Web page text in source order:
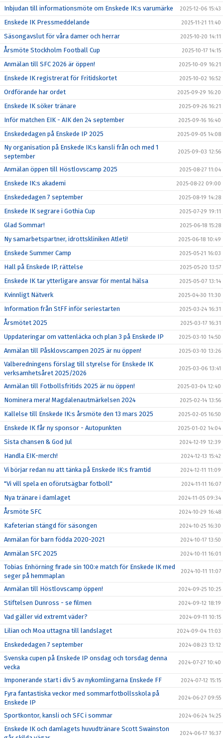
Inbjudan till informationsmöte om Enskede IK:s varumärke 2025-12-06 15:43
Enskede IK Pressmeddelande 2025-11-21 11:40
Säsongavslut för våra damer och herrar 2025-10-20 14:11
Årsmöte Stockholm Football Cup 2025-10-17 14:15
Anmälan till SFC 2026 är öppen! 2025-10-09 16:21
Enskede IK registrerat för Fritidskortet 2025-10-02 16:52
Ordförande har ordet 2025-09-29 16:20
Enskede IK söker tränare 2025-09-26 16:21
Inför matchen EIK - AIK den 24 september 2025-09-16 16:40
Enskededagen på Enskede IP 2025 2025-09-05 14:08
Ny organisation på Enskede IK:s kansli från och med 1
september
2025-09-03 12:56
Anmälan öppen till Höstlovscamp 2025 2025-08-27 11:04
Enskede IK:s akademi 2025-08-22 09:00
Enskededagen 7 september 2025-08-19 14:28
Enskede IK segrare i Gothia Cup 2025-07-29 19:11
Glad Sommar! 2025-06-18 15:28
Ny samarbetspartner, idrottskliniken Atleti! 2025-06-18 10:49
Enskede Summer Camp 2025-05-21 16:03
Hall på Enskede IP, rättelse 2025-05-20 13:57
Enskede IK tar ytterligare ansvar för mental hälsa 2025-05-07 13:14
Kvinnligt Nätverk 2025-04-30 11:30
Information från StFF inför seriestarten 2025-03-24 16:31
Årsmötet 2025 2025-03-17 16:31
Uppdateringar om vattenläcka och plan 3 på Enskede IP 2025-03-10 14:50
Anmälan till Påsklovscampen 2025 är nu öppen! 2025-03-10 13:26
Valberedningens förslag till styrelse för Enskede IK
verksamhetsåret 2025/2026
2025-03-06 13:41
Anmälan till Fotbollsfritids 2025 är nu öppen! 2025-03-04 12:40
Nominera mera! Magdalenautmärkelsen 2024 2025-02-14 13:56
Kallelse till Enskede IK:s årsmöte den 13 mars 2025 2025-02-05 16:50
Enskede IK får ny sponsor - Autopunkten 2025-01-02 14:04
Sista chansen & God Jul 2024-12-19 12:39
Handla EIK-merch! 2024-12-13 15:42
Vi börjar redan nu att tänka på Enskede IK:s framtid 2024-12-11 11:09
"Vi vill spela en oförutsägbar fotboll" 2024-11-11 16:07
Nya tränare i damlaget 2024-11-05 09:34
Årsmöte SFC 2024-10-29 16:48
Kafeterian stängd för säsongen 2024-10-25 16:30
Anmälan för barn födda 2020-2021 2024-10-17 13:50
Anmälan SFC 2025 2024-10-11 16:01
Tobias Enhörning firade sin 100:e match för Enskede IK med
seger på hemmaplan
2024-10-11 11:07
Anmälan till Höstlovscamp öppen! 2024-09-25 10:25
Stiftelsen Dunross - se filmen 2024-09-12 18:19
Vad gäller vid extremt väder? 2024-09-11 10:15
Lilian och Moa uttagna till landslaget 2024-09-04 11:03
Enskededagen 7 september 2024-08-23 13:12
Svenska cupen på Enskede IP onsdag och torsdag denna
vecka
2024-07-27 10:40
Imponerande start i div 5 av nykomlingarna Enskede FF 2024-07-12 15:15
Fyra fantastiska veckor med sommarfotbollsskola på
Enskede IP
2024-06-27 09:55
Sportkontor, kansli och SFC i sommar 2024-06-24 14:25
Enskede IK och damlagets huvudtränare Scott Swainston
2024-06-17 16:37